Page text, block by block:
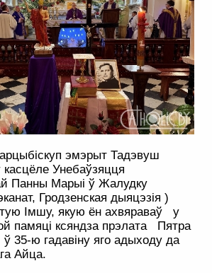
эмэрыт Тадэвуш
касцёле Унебаўзяцця
Панны Марыі ў Жалудку
Гродзенская дыяцэзія )
Імшу, якую ён ахвяраваў у
памяці ксяндза прэлата Пятра
35-ю гадавіну яго адыходу да
Айца.